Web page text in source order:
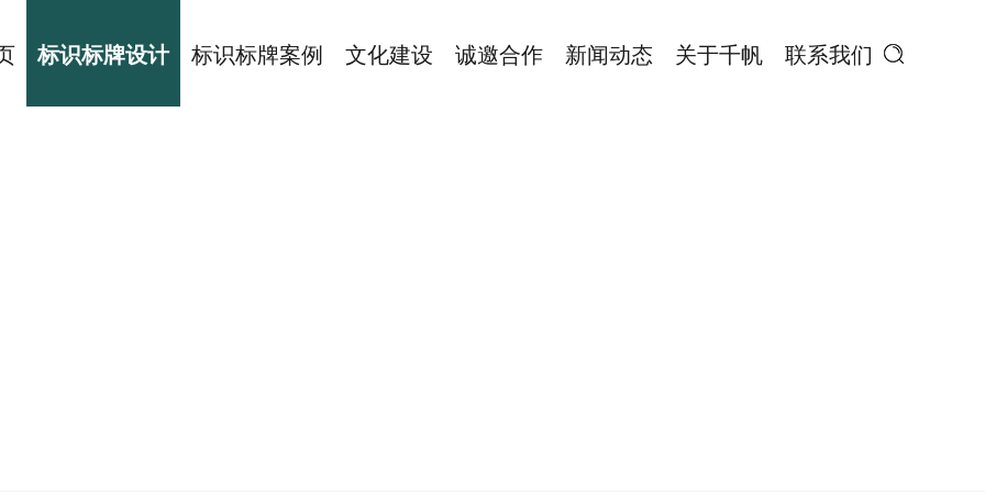
标识标牌设计 标识标牌案例 文化建设 诚邀合作 新闻动态 关于千帆 联系我们